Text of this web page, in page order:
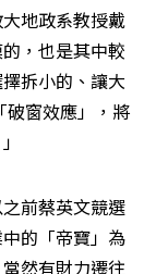
地政系教授戴
，也是其中較
拆小的、讓大
破窗效應」，將
前蔡英文競選
的「帝寶」為
然有財力遷往